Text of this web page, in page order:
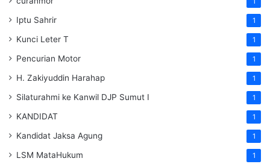
Iptu Sahrir 1
Kunci Leter T 1
Pencurian Motor 1
H. Zakiyuddin Harahap 1
Silaturahmi ke Kanwil DJP Sumut I 1
KANDIDAT 1
Kandidat Jaksa Agung 1
LSM MataHukum 1